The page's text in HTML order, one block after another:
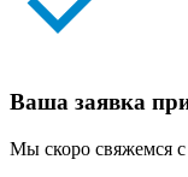
Ваша заявка
Мы скоро свяжемся